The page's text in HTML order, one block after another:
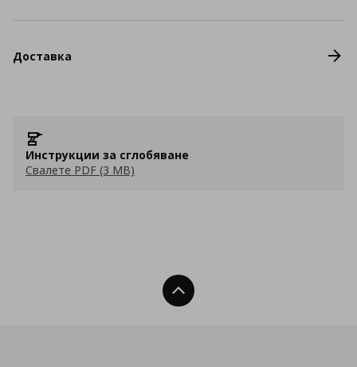
Доставка
Инструкции за сглобяване
Свалете PDF (3 MB)
Нагоре